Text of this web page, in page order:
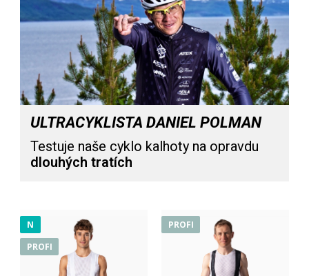
ULTRACYKLISTA DANIEL POLMAN
Testuje naše cyklo kalhoty na opravdu
dlouhých tratích
N
PROFI
PROFI